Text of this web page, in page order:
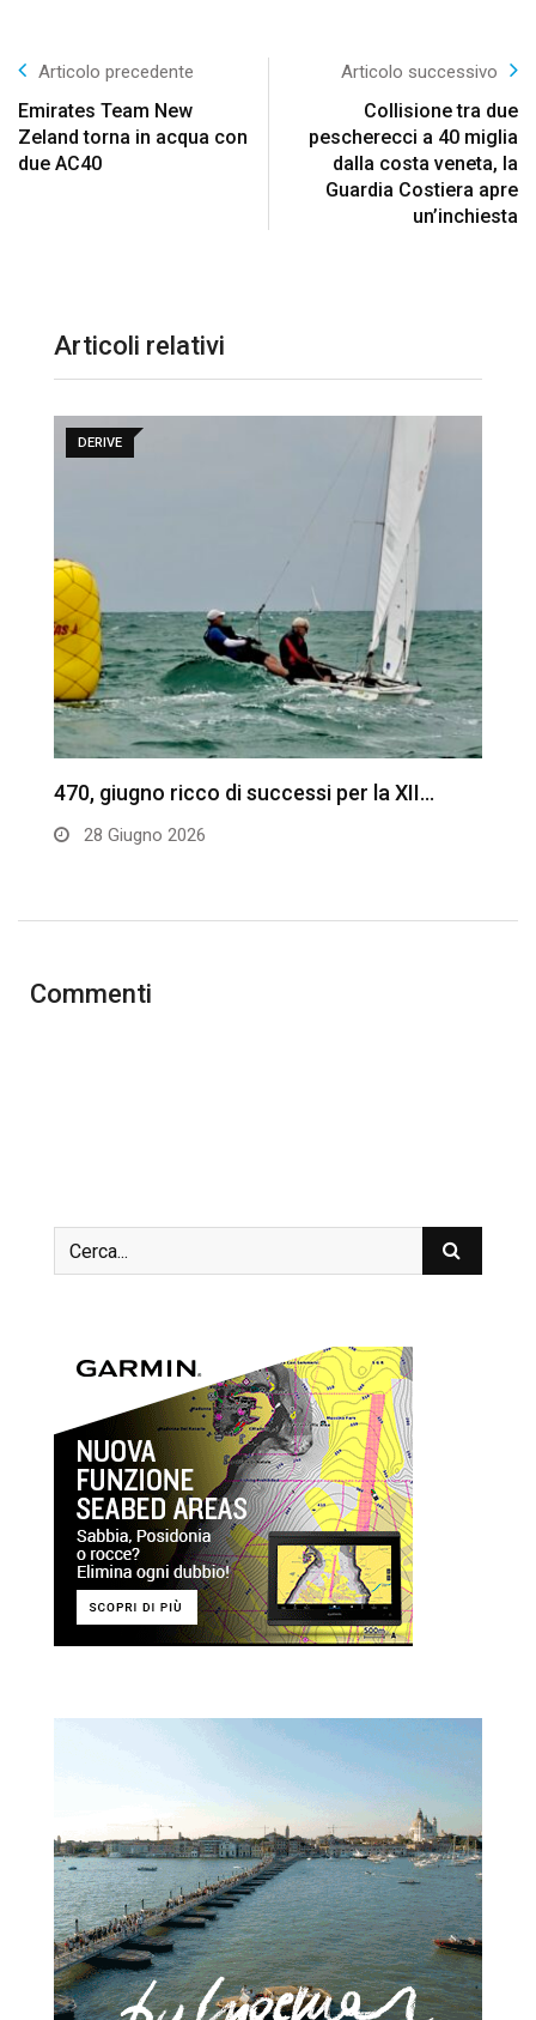
Articolo precedente
Emirates Team New
Zeland torna in acqua con
due AC40
Articolo successivo
Collisione tra due
pescherecci a 40 miglia
dalla costa veneta, la
Guardia Costiera apre
un’inchiesta
Articoli relativi
DERIVE
470, giugno ricco di successi per la XII…
28 Giugno 2026
Commenti